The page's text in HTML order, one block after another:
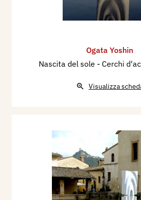
Ogata Yoshin
Nascita del sole - Cerchi
Visualizza